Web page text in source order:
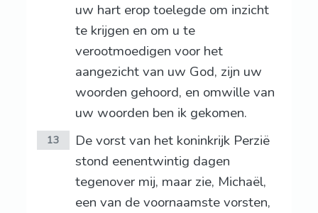
uw hart erop toelegde om inzicht
te krijgen en om u te
verootmoedigen voor het
aangezicht van uw God, zijn uw
woorden gehoord, en omwille van
uw woorden ben ik gekomen.
13
De vorst van het koninkrijk Perzië
stond eenentwintig dagen
tegenover mij, maar zie, Michaël,
een van de voornaamste vorsten,